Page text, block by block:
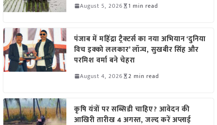
August 5, 2026 1 min read
पंजाब में महिंद्रा ट्रैक्टर्स का नया अभियान ‘दुनिया
विच इक्को ललकार’ लॉन्च, सुखबीर सिंह और
परमिश वर्मा बने चेहरा
August 4, 2026 2 min read
कृषि यंत्रों पर सब्सिडी चाहिए? आवेदन की
आखिरी तारीख 4 अगस्त, जल्द करें अप्लाई